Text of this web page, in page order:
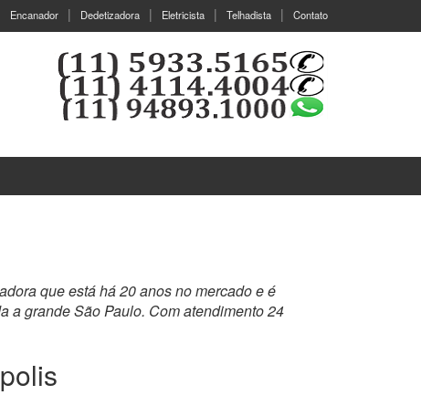
Encanador Dedetizadora Eletricista Telhadista Contato
que está há 20 anos no mercado e é
a grande São Paulo. Com atendimento 24